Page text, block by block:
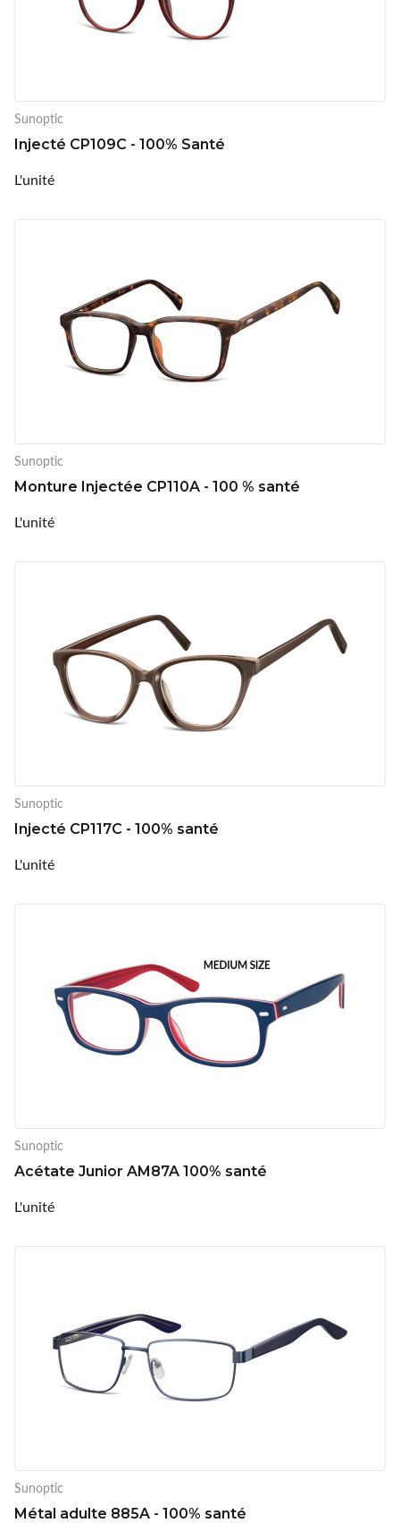
Sunoptic
Injecté CP109C - 100% Santé
L'unité
Sunoptic
Monture Injectée CP110A - 100 % santé
L'unité
Sunoptic
Injecté CP117C - 100% santé
L'unité
Sunoptic
Acétate Junior AM87A 100% santé
L'unité
Sunoptic
Métal adulte 885A - 100% santé